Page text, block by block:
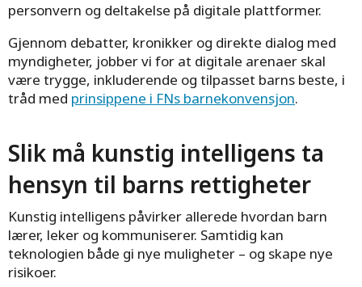
Barn og unges
digitale oppvekst
personvern og deltakelse på digitale plattformer.
Gjennom debatter, kronikker og direkte dialog med
myndigheter, jobber vi for at digitale arenaer skal
være trygge, inkluderende og tilpasset barns beste, i
tråd med prinsippene i FNs barnekonvensjon.
Slik må kunstig intelligens ta
hensyn til barns rettigheter
Kunstig intelligens påvirker allerede hvordan barn
lærer, leker og kommuniserer. Samtidig kan
teknologien både gi nye muligheter – og skape nye
risikoer.